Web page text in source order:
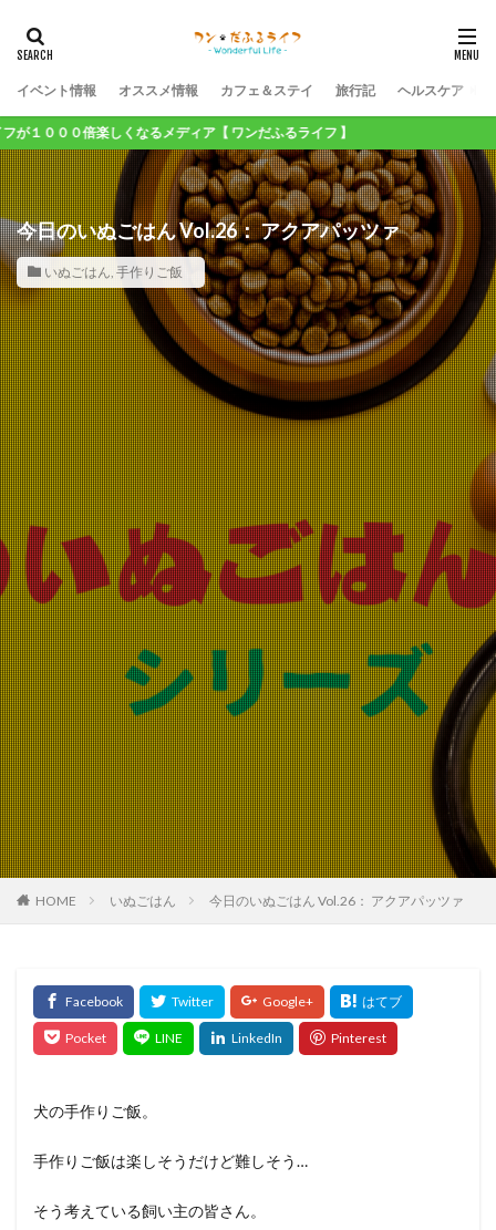
イベント情報 オススメ情報 カフェ＆ステイ 旅行記 ヘルスケア
楽しくなるメディア【 ワンだふるライフ 】
今日のいぬごはん Vol.26： アクアパッツァ
いぬごはん, 手作りご飯
HOME いぬごはん 今日のいぬごはん Vol.26： アクアパッツァ
犬の手作りご飯。
手作りご飯は楽しそうだけど難しそう…
そう考えている飼い主の皆さん。